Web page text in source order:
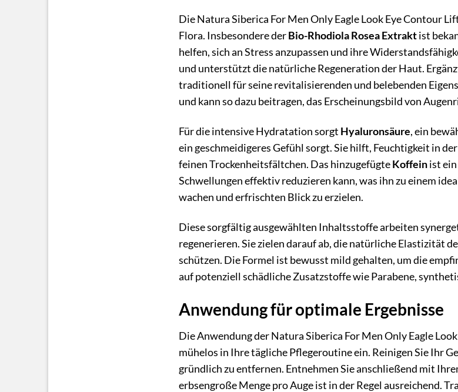
Die Natura Siberica For Men Only Eagle Look Eye Contour
Flora. Insbesondere derBio-Rhodiola Rosea Extraktist
helfen, sich an Stress anzupassen und ihre
und unterstützt die natürliche Regeneration der Haut.
traditionell für seine revitalisierenden und belebenden
und kann so dazu beitragen, das Erscheinungsbild von
Für die intensive Hydratation sorgt Hyaluronsäure, ein
ein geschmeidigeres Gefühl sorgt. Sie hilft, Feuchtigkeit in
feinen Trockenheitsfältchen. Das hinzugefügteKoffeinist ein
Schwellungen effektiv reduzieren kann, was ihn zu einem
wachen und erfrischten Blick zu erzielen.
Diese sorgfältig ausgewählten Inhaltsstoffe arbeiten
regenerieren. Sie zielen darauf ab, die natürliche Elastizität
schützen. Die Formel ist bewusst mild gehalten, um die
auf potenziell schädliche Zusatzstoffe wie Parabene,
Anwendung für optimale Ergebnisse
Die Anwendung der Natura Siberica For Men Only Eagle
mühelos in Ihre tägliche Pflegeroutine ein. Reinigen Sie Ihr
gründlich zu entfernen. Entnehmen Sie anschließend mit
erbsengroße Menge pro Auge ist in der Regel ausreichend.